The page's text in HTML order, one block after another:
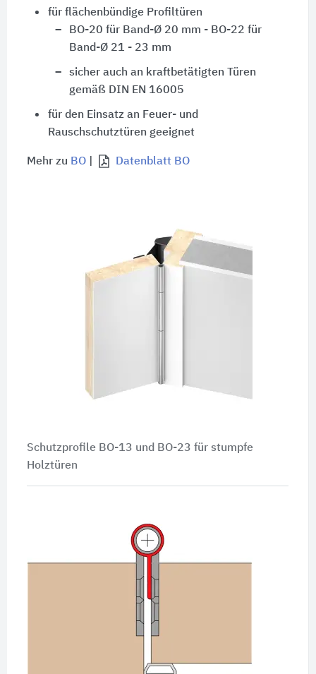
für flächenbündige Profiltüren
BO-20 für Band-Ø 20 mm - BO-22 für
Band-Ø 21 - 23 mm
sicher auch an kraftbetätigten Türen
gemäß DIN EN 16005
für den Einsatz an Feuer- und
Rauschschutztüren geeignet
Mehr zu BO| Datenblatt BO
Schutzprofile BO-13 und BO-23 für stumpfe
Holztüren